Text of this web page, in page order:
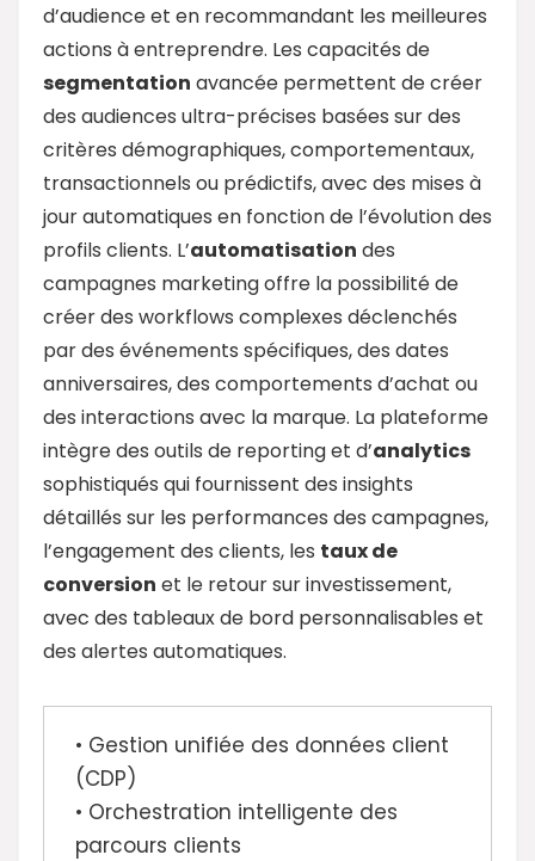
d’audience et en recommandant les meilleures
actions à entreprendre. Les capacités de
segmentation avancée permettent de créer
des audiences ultra-précises basées sur des
critères démographiques, comportementaux,
transactionnels ou prédictifs, avec des mises à
jour automatiques en fonction de l’évolution des
profils clients. L’automatisation des
campagnes marketing offre la possibilité de
créer des workflows complexes déclenchés
par des événements spécifiques, des dates
anniversaires, des comportements d’achat ou
des interactions avec la marque. La plateforme
intègre des outils de reporting et d’analytics
sophistiqués qui fournissent des insights
détaillés sur les performances des campagnes,
l’engagement des clients, les taux de
conversion et le retour sur investissement,
avec des tableaux de bord personnalisables et
des alertes automatiques.
• Gestion unifiée des données client
(CDP)
• Orchestration intelligente des
parcours clients